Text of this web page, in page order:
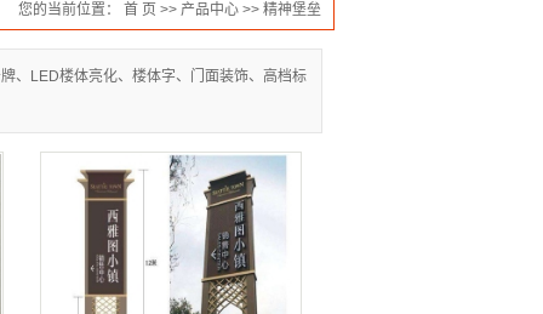
您的当前位置： 首 页 >> 产品中心 >> 精神堡垒
、LED楼体亮化、楼体字、门面装饰、高档标